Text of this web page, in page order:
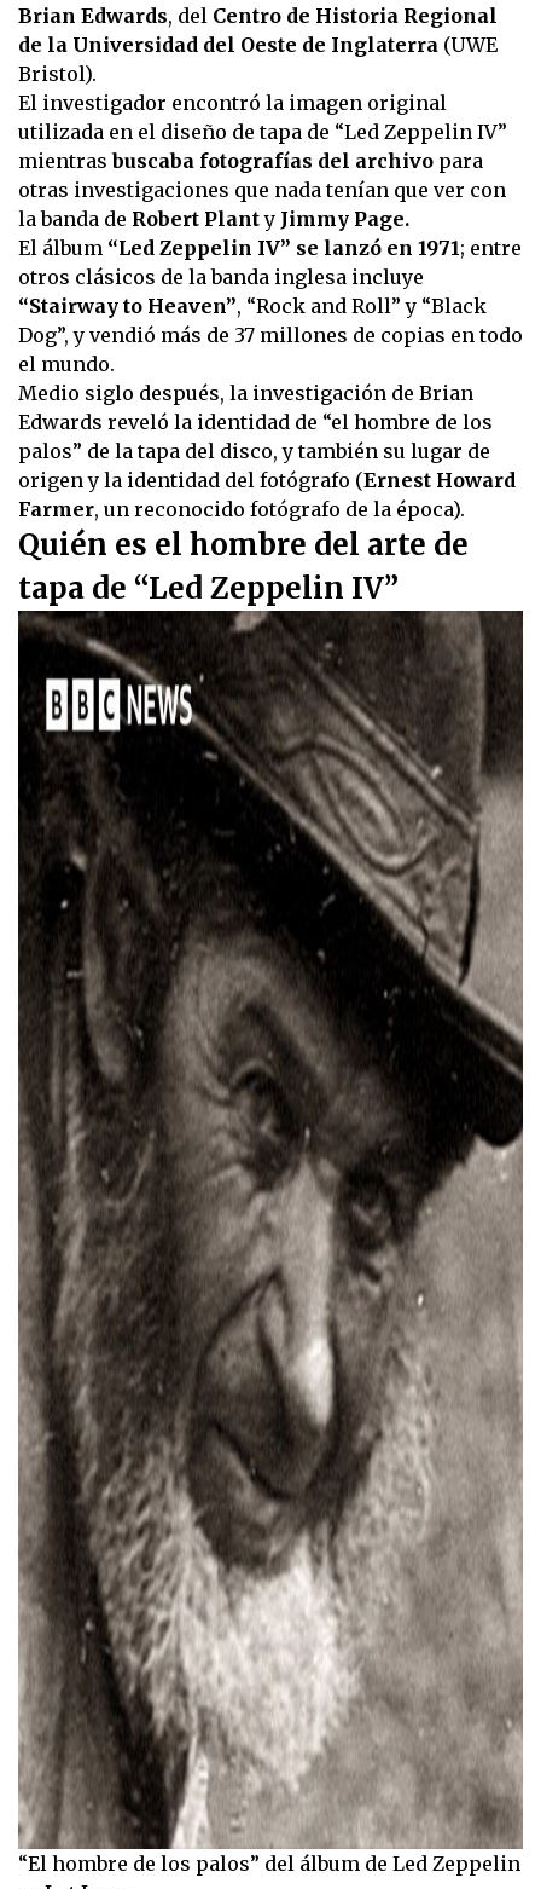
Brian Edwards, del Centro de Historia Regional
de la Universidad del Oeste de Inglaterra (UWE
Bristol).
El investigador encontró la imagen original
utilizada en el diseño de tapa de “Led Zeppelin IV”
mientrasbuscaba fotografías del archivo para
otras investigaciones que nada tenían que ver con
la banda de Robert Planty Jimmy Page.
El álbum “Led Zeppelin IV” se lanzó en 1971; entre
otros clásicos de la banda inglesa incluye
“Stairway to Heaven”, “Rock and Roll” y “Black
Dog”, y vendió más de 37 millones de copias en todo
el mundo.
Medio siglo después, la investigación de Brian
Edwards reveló la identidad de “el hombre de los
palos” de la tapa del disco, y también su lugar de
origen y la identidad del fotógrafo (Ernest Howard
Farmer, un reconocido fotógrafo de la época).
Quién es el hombre del arte de
tapa de “Led Zeppelin IV”
“El hombre de los palos” del álbum de Led Zeppelin